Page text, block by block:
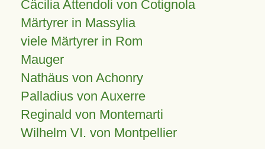
Cäcilia Attendoli von Cotignola
Märtyrer in Massylia
viele Märtyrer in Rom
Mauger
Nathäus von Achonry
Palladius von Auxerre
Reginald von Montemarti
Wilhelm VI. von Montpellier